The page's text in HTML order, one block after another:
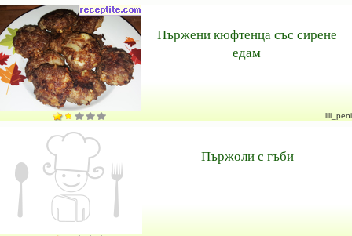
Пържени кюфтенца със сирене
едам
lili_peni
Пържоли с гъби